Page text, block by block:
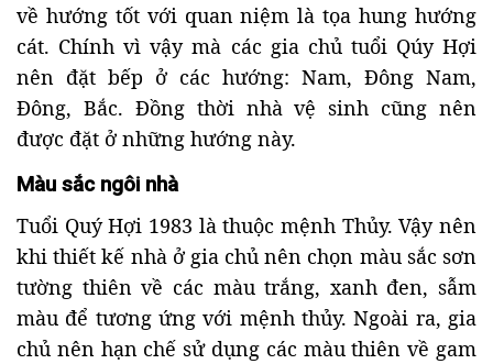
về hướng tốt với quan niệm là tọa hung hướng
cát. Chính vì vậy mà các gia chủ tuổi Qúy Hợi
nên đặt bếp ở các hướng: Nam, Đông Nam,
Đông, Bắc. Đồng thời nhà vệ sinh cũng nên
được đặt ở những hướng này.
Màu sắc ngôi nhà
Tuổi Quý Hợi 1983 là thuộc mệnh Thủy. Vậy nên
khi thiết kế nhà ở gia chủ nên chọn màu sắc sơn
tường thiên về các màu trắng, xanh đen, sẫm
màu để tương ứng với mệnh thủy. Ngoài ra, gia
chủ nên hạn chế sử dụng các màu thiên về gam